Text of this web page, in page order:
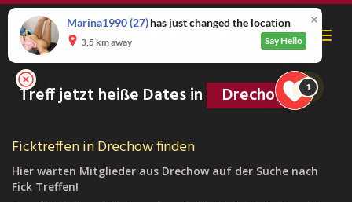
Skip
main
content
Treff jetzt heiße Dates in Drechow
Ficktreffen in Drechow finden
Hier warten Mitglieder aus Drechow auf der Suche nach
Fick Treffen!
Marina1990(27) has just changed the location
3,5 km away Say Hello
1